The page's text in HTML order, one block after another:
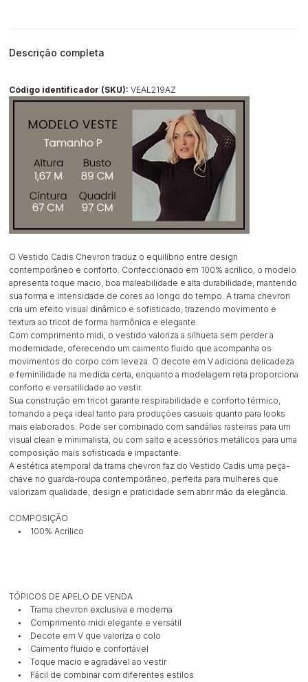
Descrição completa
Código identificador (SKU): VEAL219AZ
O Vestido Cadis Chevron traduz o equilíbrio entre design
contemporâneo e conforto. Confeccionado em 100% acrílico, o modelo
apresenta toque macio, boa maleabilidade e alta durabilidade, mantendo
sua forma e intensidade de cores ao longo do tempo. A trama chevron
cria um efeito visual dinâmico e sofisticado, trazendo movimento e
textura ao tricot de forma harmônica e elegante.
Com comprimento midi, o vestido valoriza a silhueta sem perder a
modernidade, oferecendo um caimento fluido que acompanha os
movimentos do corpo com leveza. O decote em V adiciona delicadeza
e feminilidade na medida certa, enquanto a modelagem reta proporciona
conforto e versatilidade ao vestir.
Sua construção em tricot garante respirabilidade e conforto térmico,
tornando a peça ideal tanto para produções casuais quanto para looks
mais elaborados. Pode ser combinado com sandálias rasteiras para um
visual clean e minimalista, ou com salto e acessórios metálicos para uma
composição mais sofisticada e impactante.
A estética atemporal da trama chevron faz do Vestido Cadis uma peça-
chave no guarda-roupa contemporâneo, perfeita para mulheres que
valorizam qualidade, design e praticidade sem abrir mão da elegância.
COMPOSIÇÃO
• 100% Acrílico
TÓPICOS DE APELO DE VENDA
• Trama chevron exclusiva e moderna
• Comprimento midi elegante e versátil
• Decote em V que valoriza o colo
• Caimento fluido e confortável
• Toque macio e agradável ao vestir
• Fácil de combinar com diferentes estilos